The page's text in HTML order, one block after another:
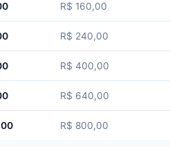
R$ 160,00
R$ 240,00
R$ 400,00
R$ 640,00
R$ 800,00